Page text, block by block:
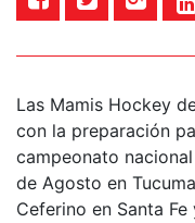
Las Mamis Hockey
con la preparación
campeonato
de Agosto en
Ceferino en Santa